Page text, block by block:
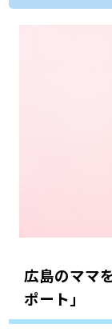
広島のママ
ポート」